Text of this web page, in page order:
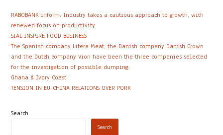
RABOBANK inform: Industry takes a cautious approach to growth, with
renewed focus on productivity
SIAL INSPIRE FOOD BUSINESS
The Spanish company Litera Meat, the Danish company Danish Crown
and the Dutch company Vion have been the three companies selected
for the investigation of possible dumping.
Ghana & Ivory Coast
TENSION IN EU-CHINA RELATIONS OVER PORK
Search
Search